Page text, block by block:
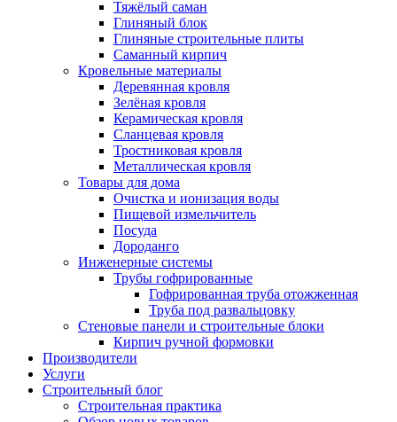
Тяжёлый саман
Глиняный блок
Глиняные строительные плиты
Саманный кирпич
Кровельные материалы
Деревянная кровля
Зелёная кровля
Керамическая кровля
Сланцевая кровля
Тростниковая кровля
Металлическая кровля
Товары для дома
Очистка и ионизация воды
Пищевой измельчитель
Посуда
Дороданго
Инженерные системы
Трубы гофрированные
Гофрированная труба отожженная
Труба под развальцовку
Стеновые панели и строительные блоки
Кирпич ручной формовки
Производители
Услуги
Строительный блог
Строительная практика